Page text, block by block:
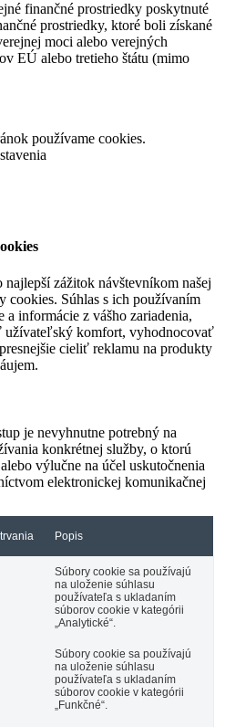
finančné prostriedky poskytnuté
prostriedky, ktoré boli získané
moci alebo verejných
EÚ alebo tretieho štátu (mimo
používame cookies.
zážitok návštevníkom našej
cookies. Súhlas s ich používaním
informácie z vášho zariadenia,
užívateľský komfort, vyhodnocovať
cieliť reklamu na produkty
je nevyhnutne potrebný na
konkrétnej služby, o ktorú
výlučne na účel uskutočnenia
elektronickej komunikačnej
Popis
Súbory cookie sa používajú
na uloženie súhlasu
používateľa s ukladaním
súborov cookie v kategórii
„Analytické“.
Súbory cookie sa používajú
na uloženie súhlasu
používateľa s ukladaním
súborov cookie v kategórii
„Funkčné“.